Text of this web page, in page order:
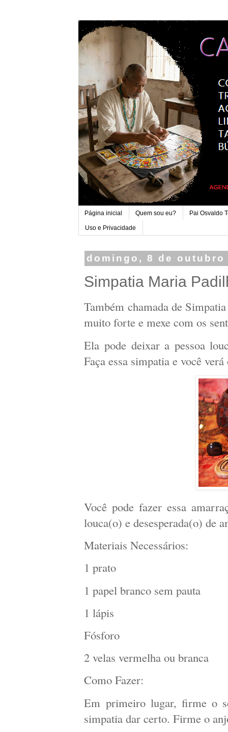
Página inicial Quem sou eu? Pai Osvaldo
Uso e Privacidade
domingo, 8 de outubro
Simpatia Maria
Também chamada de
muito forte e mexe com os
Ela pode deixar a pessoa
Faça essa simpatia e você
Você pode fazer essa
louca(o) e desesperada(o) de
Materiais Necessários:
1 prato
1 papel branco sem pauta
1 lápis
Fósforo
2 velas vermelha ou branca
Como Fazer:
Em primeiro lugar, firme o
simpatia dar certo. Firme o